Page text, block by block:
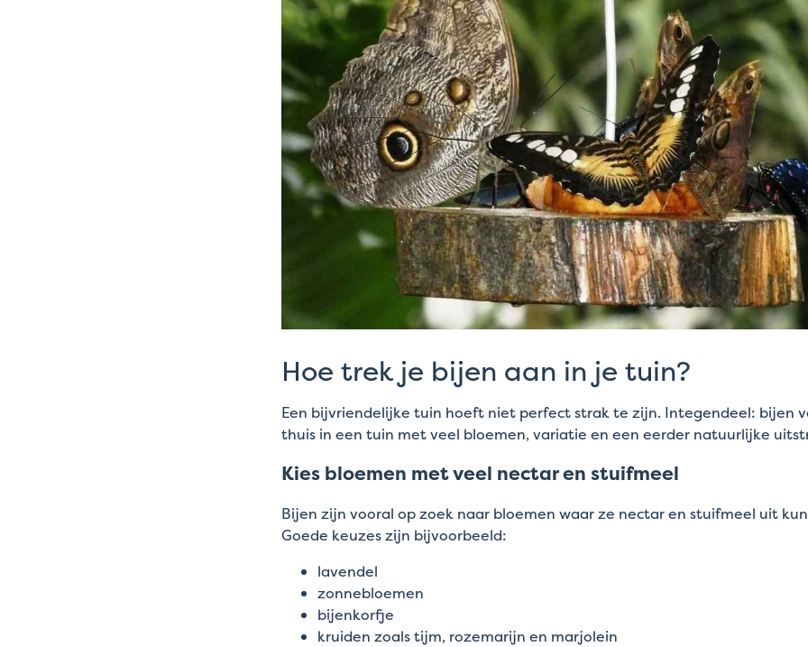
Hoe trek je bijen aan in je tuin?
Een bijvriendelijke tuin hoeft niet perfect strak te zijn. Integendeel: bijen
thuis in een tuin met veel bloemen, variatie en een eerder natuurlijke
Kies bloemen met veel nectar en stuifmeel
Bijen zijn vooral op zoek naar bloemen waar ze nectar en stuifmeel uit
Goede keuzes zijn bijvoorbeeld:
lavendel
zonnebloemen
bijenkorfje
kruiden zoals tijm, rozemarijn en marjolein